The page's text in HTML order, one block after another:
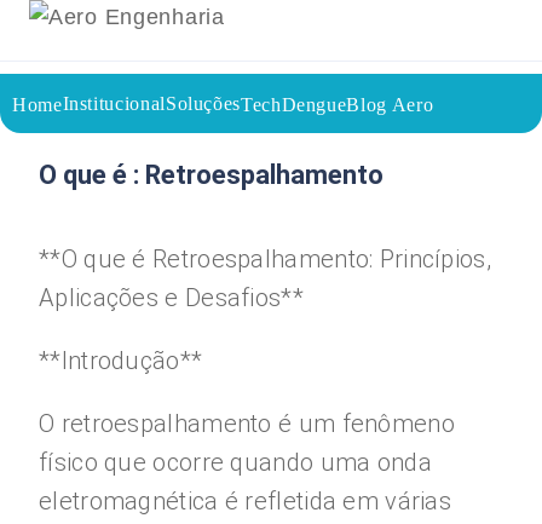
HomeInstitucionalSoluçõesTechDengueBlog Aero
15/08/2023
Voltar a página inicial do blog
O que é : Retroespalhamento
**O que é Retroespalhamento: Princípios,
Aplicações e Desafios**
**Introdução**
O retroespalhamento é um fenômeno
físico que ocorre quando uma onda
eletromagnética é refletida em várias